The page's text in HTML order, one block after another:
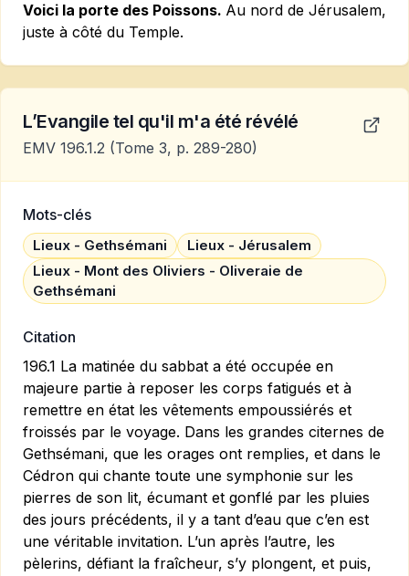
Voici la porte des Poissons. Au nord de Jérusalem,
juste à côté du Temple.
L’Evangile tel qu'il m'a été révélé
EMV 196.1.2 (Tome 3, p. 289-280)
Mots-clés
Lieux - Gethsémani
Lieux - Jérusalem
Lieux - Mont des Oliviers - Oliveraie de
Gethsémani
Citation
196.1 La matinée du sabbat a été occupée en
majeure partie à reposer les corps fatigués et à
remettre en état les vêtements empoussiérés et
froissés par le voyage. Dans les grandes citernes de
Gethsémani, que les orages ont remplies, et dans le
Cédron qui chante toute une symphonie sur les
pierres de son lit, écumant et gonflé par les pluies
des jours précédents, il y a tant d’eau que c’en est
une véritable invitation. L’un après l’autre, les
pèlerins, défiant la fraîcheur, s’y plongent, et puis,